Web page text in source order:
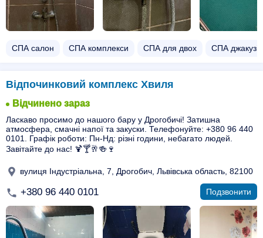
СПА салон СПА комплекси СПА для двох СПА джакузі
Відпочинковий комплекс Хвиля
Відчинено зараз
Ласкаво просимо до нашого бару у Дрогобичі! Затишна
атмосфера, смачні напої та закуски. Телефонуйте: +380 96 440
0101. Графік роботи: Пн-Нд: різні години, небагато людей.
Завітайте до нас! 🍹🍸🥂🍻🍷
вулиця Індустріальна, 7, Дрогобич, Львівська область, 82100
+380 96 440 0101 Подзвонити